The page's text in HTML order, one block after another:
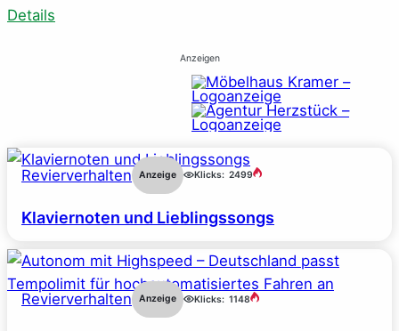
Details
Anzeigen
Revierverhalten Anzeige Klicks: 2499
Klaviernoten und Lieblingssongs
Revierverhalten Anzeige Klicks: 1148